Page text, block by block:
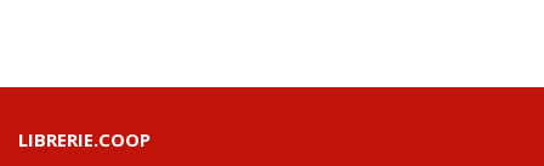
LIBRERIE.COOP